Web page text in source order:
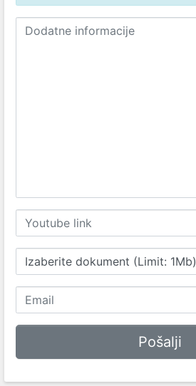
Izaberite dokument (Limit: 1Mb)